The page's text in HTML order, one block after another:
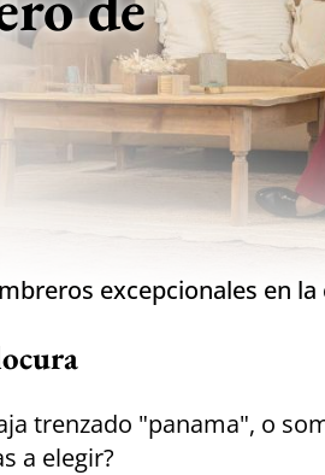
excepcionales en
trenzado "panama", o
a elegir?